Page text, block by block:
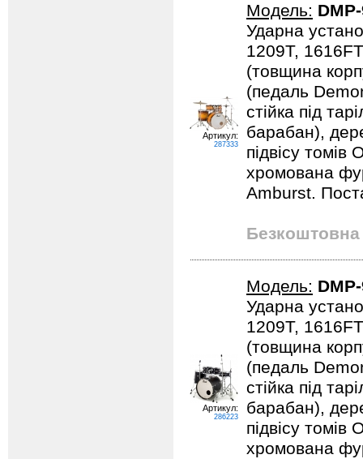
Артикул:
287333
Модель:
Ударна
1209T,
(товщина
(педаль
стійка під
барабан),
підвісу
хромована
Amburst.
Безкоштовна
Артикул:
286223
Модель:
Ударна
1209T,
(товщина
(педаль
стійка під
барабан),
підвісу
хромована